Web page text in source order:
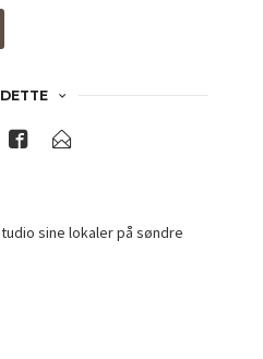
sine lokaler på søndre